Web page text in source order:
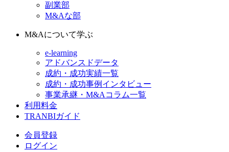
副業部
M&Aな部
M&Aについて学ぶ
e-learning
アドバンスドデータ
成約・成功実績一覧
成約・成功事例インタビュー
事業承継・M&Aコラム一覧
利用料金
TRANBIガイド
会員登録
ログイン